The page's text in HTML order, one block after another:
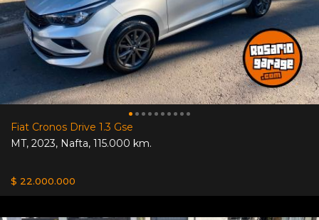
Fiat Cronos Drive 1.3 Gse
MT, 2023, Nafta, 115.000 km.
$ 22.000.000